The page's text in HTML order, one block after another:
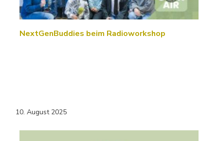
NextGenBuddies beim Radioworkshop
10. August 2025